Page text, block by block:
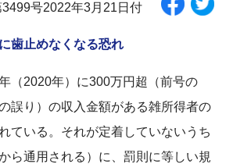
3499号2022年3月21日付
歯止めなくなる恐れ
（2020年）に300万円超（前号の
誤り）の収入金額がある雑所得者の
ている。それが定着していないうち
ら通用される）に、罰則に等しい規